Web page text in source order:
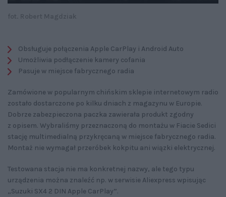
Obsługuje połączenia Apple CarPlay i Android Auto
Umożliwia podłączenie kamery cofania
Pasuje w miejsce fabrycznego radia
Zamówione w popularnym chińskim sklepie internetowym radio
zostało dostarczone po kilku dniach z magazynu w Europie.
Dobrze zabezpieczona paczka zawierała produkt zgodny
z opisem. Wybraliśmy przeznaczoną do montażu w Fiacie Sedici
stację multimedialną przykręcaną w miejsce fabrycznego radia.
Montaż nie wymagał przeróbek kokpitu ani wiązki elektrycznej.
Testowana stacja nie ma konkretnej nazwy, ale tego typu
urządzenia można znaleźć np. w serwisie Aliexpress wpisując
„Suzuki SX4 2 DIN Apple CarPlay”.